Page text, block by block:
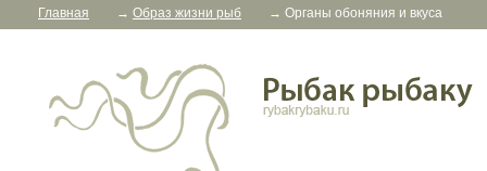
Главная → Образ жизни рыб → Органы обоняния и вкуса